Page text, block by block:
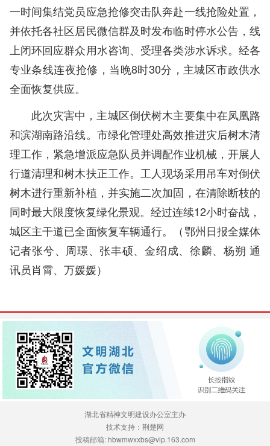
一时间集结党员应急抢修突击队奔赴一线抢险处置，
并依托各社区居民微信群及时发布临时停水公告，线
上闭环回应群众用水咨询、受理各类涉水诉求。经各
专业条线连夜抢修，当晚8时30分，主城区市政供水
全面恢复供应。
此次灾害中，主城区倒伏树木主要集中在凤凰路
和滨湖南路沿线。市绿化管理处高效推进灾后树木清
理工作，紧急增派应急队员并调配作业机械，开展人
行道清理和树木扶正工作。工人现场采用吊车对倒伏
树木进行重新补植，并实施二次加固，在清除断枝的
同时最大限度恢复绿化景观。经过连续12小时奋战，
城区主干道已全面恢复车辆通行。（鄂州日报全媒体
记者张兮、周璟、张丰硕、金绍成、徐麟、杨朔 通
讯员肖霄、万媛媛）
湖北省精神文明建设办公室主办
技术支持：荆楚网
投稿邮箱: hbwmwxxbs@vip.163.com